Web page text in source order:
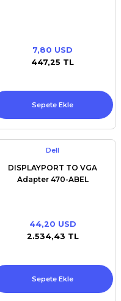
7,80 USD
447,25 TL
Sepete Ekle
Dell
DISPLAYPORT TO VGA
Adapter 470-ABEL
44,20 USD
2.534,43 TL
Sepete Ekle